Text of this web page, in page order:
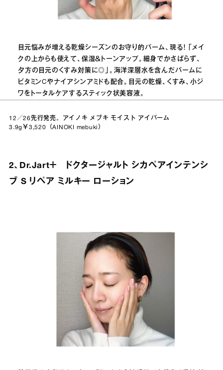
目元悩みが増える乾燥シーズンのお守り的バーム、現る！ 「メイ
クの上からも使えて、保湿＆トーンアップ。細身でかさばらず、
夕方の目元のくすみ対策に◎」。海洋深層水を含んだバームに
ビタミンCやナイアシンアミドも配合。目元の乾燥、くすみ、小ジ
ワをトータルケアするスティック状美容液。
12／26先行発売。アイノキ メブキ モイスト アイバーム
3.9g￥3,520（AINOKI mebuki ）
2、Dr.Jart＋ ドクタージャルト シカペアインテンシ
ブ S リペア ミルキー ローション